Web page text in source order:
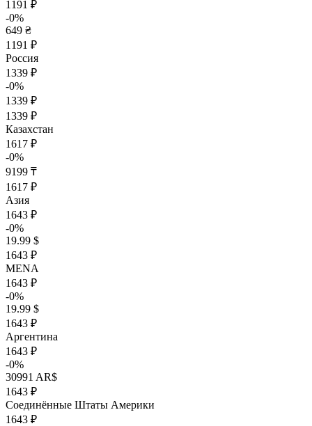
1191 ₽
-0%
649 ₴
1191 ₽
Россия
1339 ₽
-0%
1339 ₽
1339 ₽
Казахстан
1617 ₽
-0%
9199 ₸
1617 ₽
Азия
1643 ₽
-0%
19.99 $
1643 ₽
MENA
1643 ₽
-0%
19.99 $
1643 ₽
Аргентина
1643 ₽
-0%
30991 AR$
1643 ₽
Соединённые Штаты Америки
1643 ₽